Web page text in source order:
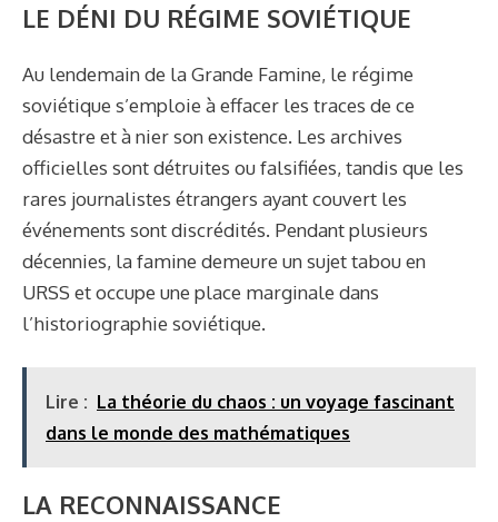
LE DÉNI DU RÉGIME SOVIÉTIQUE
Au lendemain de la Grande Famine, le régime
soviétique s’emploie à effacer les traces de ce
désastre et à nier son existence. Les archives
officielles sont détruites ou falsifiées, tandis que les
rares journalistes étrangers ayant couvert les
événements sont discrédités. Pendant plusieurs
décennies, la famine demeure un sujet tabou en
URSS et occupe une place marginale dans
l’historiographie soviétique.
Lire : La théorie du chaos : un voyage fascinant
dans le monde des mathématiques
LA RECONNAISSANCE